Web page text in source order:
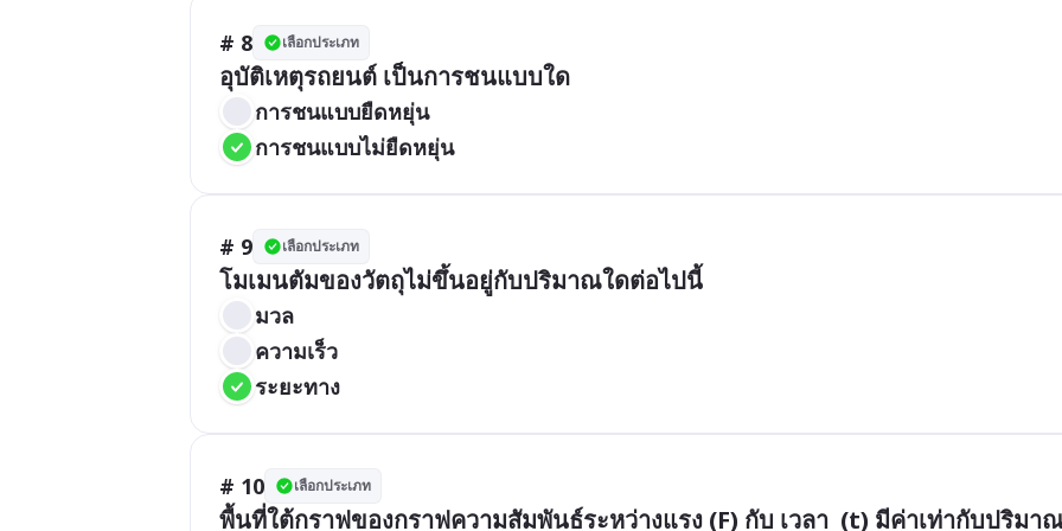
# 8 เลือกประเภท
อุบัติเหตุรถยนต์ เป็นการชนแบบใด
การชนแบบยืดหยุ่น
การชนแบบไม่ยืดหยุ่น
# 9 เลือกประเภท
โมเมนตัมของวัตถุไม่ขึ้นอยู่กับปริมาณใดต่อไปนี้
มวล
ความเร็ว
ระยะทาง
# 10 เลือกประเภท
พื้นที่ใต้กราฟของกราฟความสัมพันธ์ระหว่างแรง (F) กับ เวลา  (t) มีค่าเท่ากับปริมา